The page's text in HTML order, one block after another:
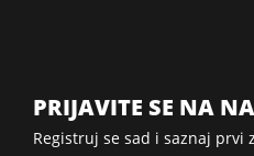
PRIJAVITE SE NA
Registruj se sad i saznaj prvi